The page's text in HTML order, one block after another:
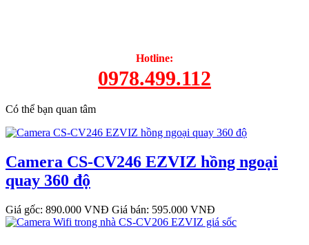
Hotline:
0978.499.112
Có thể bạn quan tâm
Camera CS-CV246 EZVIZ hồng ngoại
quay 360 độ
Giá gốc: 890.000 VNĐ Giá bán: 595.000 VNĐ